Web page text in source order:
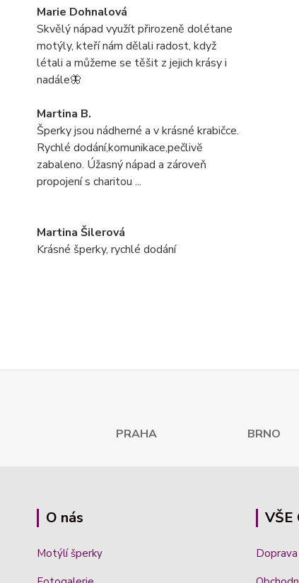
Marie Dohnalová
Skvělý nápad využít přirozeně dolétane
motýly, kteří nám dělali radost, když
létali a můžeme se těšit z jejich krásy i
nadále🦋
Martina B.
Šperky jsou nádherné a v krásné krabičce.
Rychlé dodání,komunikace,pečlivĕ
zabaleno. Úžasný nápad a zároveň
propojení s charitou ...
Martina Šilerová
Krásné šperky, rychlé dodání
PRAHA
O nás
Motýlí šperky
VŠE